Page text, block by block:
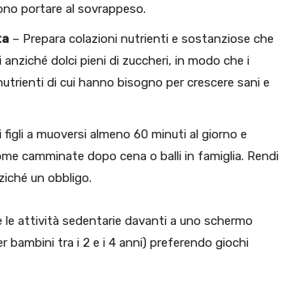
portare al sovrappeso.
– Prepara colazioni nutrienti e sostanziose che
dolci pieni di zuccheri, in modo che i
di cui hanno bisogno per crescere sani e
a muoversi almeno 60 minuti al giorno e
camminate dopo cena o balli in famiglia. Rendi
un obbligo.
attività sedentarie davanti a uno schermo
bambini tra i 2 e i 4 anni) preferendo giochi